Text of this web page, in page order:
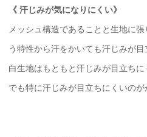
《 汗じみが気になりにくい》
メッシュ構造であることと生地に
う特性から汗をかいても汗じみが目
白生地はもともと汗じみが目立ち
でも特に汗じみが目立ちにくいのが